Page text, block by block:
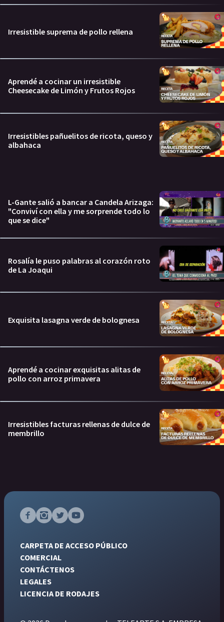
Irresistible suprema de pollo rellena
Aprendé a cocinar un irresistible
Cheesecake de Limón y Frutos Rojos
Irresistibles pañuelitos de ricota, queso y
albahaca
L-Gante salió a bancar a Candela Arizaga:
"Conviví con ella y me sorprende todo lo
que se dice"
Rosalía le puso palabras al corazón roto
de La Joaqui
Exquisita lasagna verde de bolognesa
Aprendé a cocinar exquisitas alitas de
pollo con arroz primavera
Irresistibles facturas rellenas de dulce de
membrillo
CARPETA DE ACCESO PÚBLICO
COMERCIAL
CONTÁCTENOS
LEGALES
LICENCIA DE RODAJES